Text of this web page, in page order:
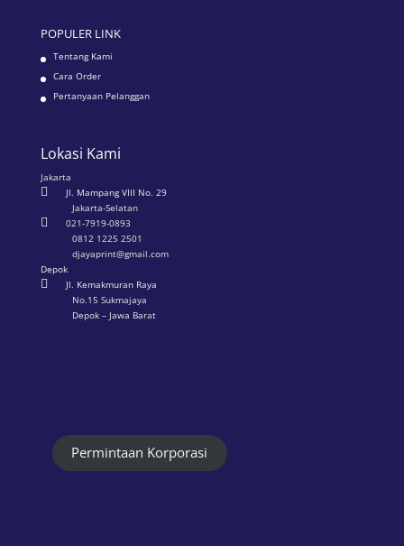
POPULER LINK
Tentang Kami
Cara Order
Pertanyaan Pelanggan
Lokasi Kami
Jakarta

Jl. Mampang VIII No. 29
Jakarta-Selatan

021-7919-0893
0812 1225 2501
djayaprint@gmail.com
Depok

Jl. Kemakmuran Raya
No.15 Sukmajaya
Depok – Jawa Barat
Permintaan Korporasi